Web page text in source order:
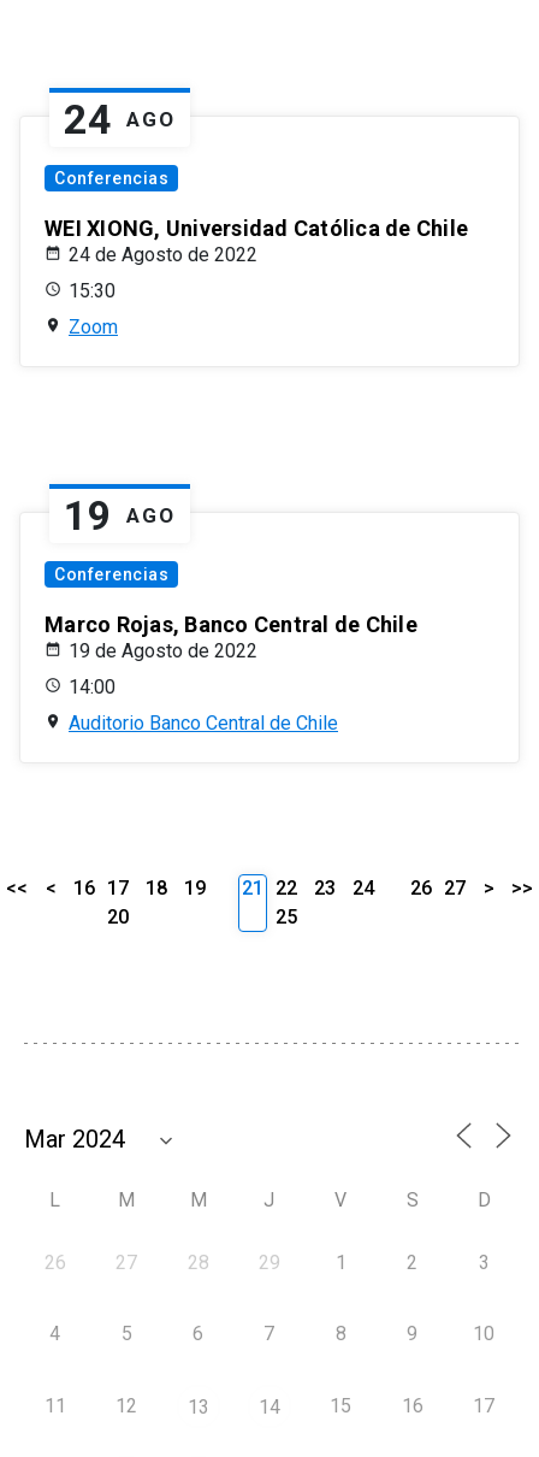
24 AGO
Conferencias
WEI XIONG, Universidad Católica de Chile
24 de Agosto de 2022
15:30
Zoom
19 AGO
Conferencias
Marco Rojas, Banco Central de Chile
19 de Agosto de 2022
14:00
Auditorio Banco Central de Chile
<< < 16 17 18
19
20
21 22 23
24
25
26 27 > >>
L M M J V S D
26 27 28 29 1 2 3
4 5 6 7 8 9 10
11 12 13 14 15 16 17